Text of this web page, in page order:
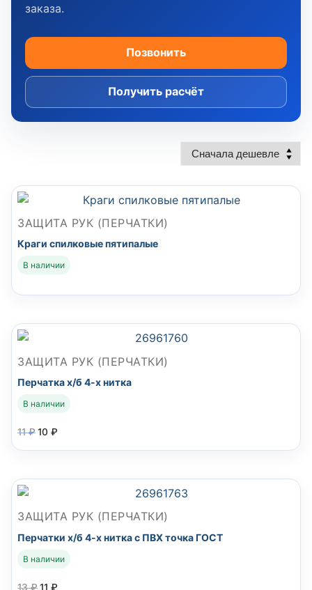
заказа.
Позвонить
Получить расчёт
ЗАЩИТА РУК (ПЕРЧАТКИ)
Краги спилковые пятипалые
В наличии
ЗАЩИТА РУК (ПЕРЧАТКИ)
Перчатка х/б 4-х нитка
В наличии
11₽10 ₽
ЗАЩИТА РУК (ПЕРЧАТКИ)
Перчатки х/б 4-х нитка с ПВХ точка ГОСТ
В наличии
13₽11 ₽